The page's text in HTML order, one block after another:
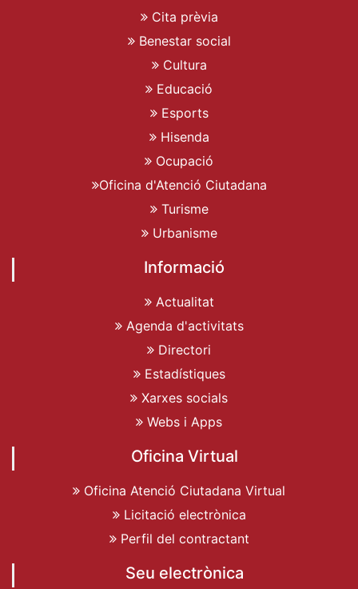
Cita prèvia
Benestar social
Cultura
Educació
Esports
Hisenda
Ocupació
Oficina d'Atenció Ciutadana
Turisme
Urbanisme
Informació
Actualitat
Agenda d'activitats
Directori
Estadístiques
Xarxes socials
Webs i Apps
Oficina Virtual
Oficina Atenció Ciutadana Virtual
Licitació electrònica
Perfil del contractant
Seu electrònica